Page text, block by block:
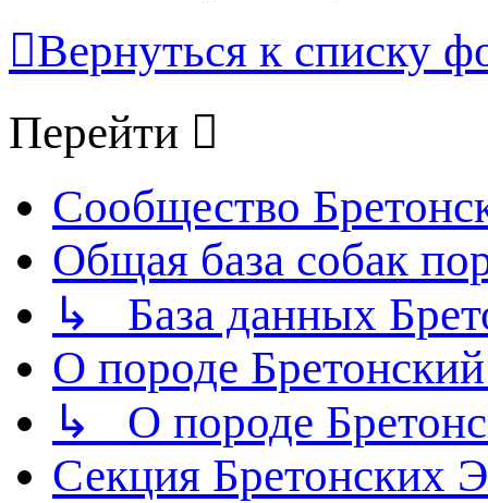
Вернуться к списку
Перейти
Сообщество
Общая база собак
↳ База данных
О породе
↳ О породе
Секция